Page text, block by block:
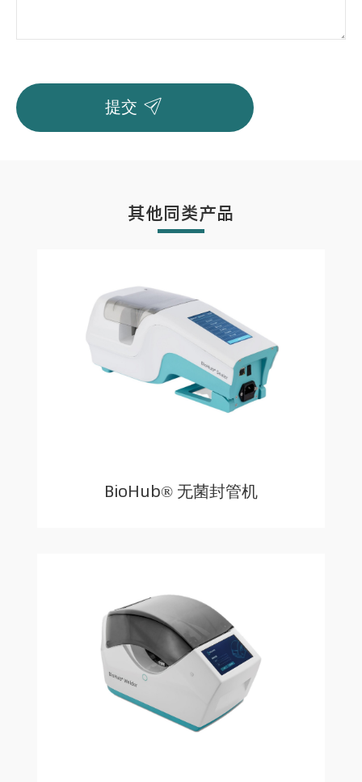
提交 
其他同类产品
BioHub® 无菌封管机